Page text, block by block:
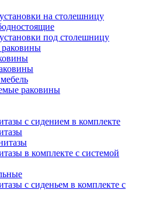
на столешницу
под столешницу
раковины
с сидением в комплекте
в комплекте с системой
с сиденьем в комплекте с